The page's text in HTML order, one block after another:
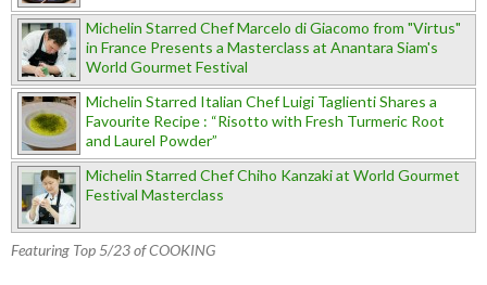
Michelin Starred Chef Marcelo di Giacomo from "Virtus"
in France Presents a Masterclass at Anantara Siam's
World Gourmet Festival
Michelin Starred Italian Chef Luigi Taglienti Shares a
Favourite Recipe : “Risotto with Fresh Turmeric Root
and Laurel Powder”
Michelin Starred Chef Chiho Kanzaki at World Gourmet
Festival Masterclass
Featuring Top 5/23 of COOKING